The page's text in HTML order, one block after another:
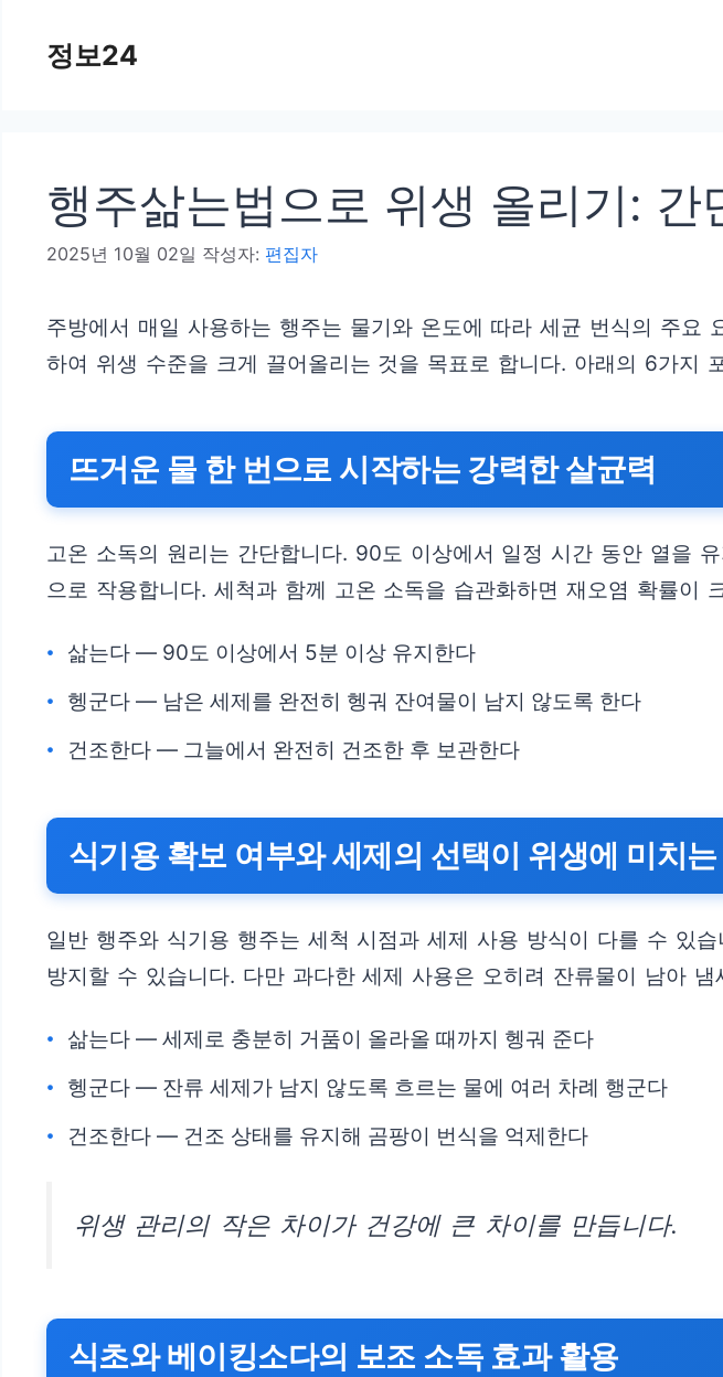
정보24
행주삶는법으로 위생 올리기: 간
2025년 10월 02일 작성자: 편집자
주방에서 매일 사용하는 행주는 물기와 온도에 따라 세균 번식의 주
하여 위생 수준을 크게 끌어올리는 것을 목표로 합니다. 아래의 6가지
뜨거운 물 한 번으로 시작하는 강력한 살균력
고온 소독의 원리는 간단합니다. 90도 이상에서 일정 시간 동안 열을
으로 작용합니다. 세척과 함께 고온 소독을 습관화하면 재오염 확률이
삶는다 — 90도 이상에서 5분 이상 유지한다
헹군다 — 남은 세제를 완전히 헹궈 잔여물이 남지 않도록 한다
건조한다 — 그늘에서 완전히 건조한 후 보관한다
식기용 확보 여부와 세제의 선택이 위생에 미치
일반 행주와 식기용 행주는 세척 시점과 세제 사용 방식이 다를 수 있
방지할 수 있습니다. 다만 과다한 세제 사용은 오히려 잔류물이 남아
삶는다 — 세제로 충분히 거품이 올라올 때까지 헹궈 준다
헹군다 — 잔류 세제가 남지 않도록 흐르는 물에 여러 차례 행군다
건조한다 — 건조 상태를 유지해 곰팡이 번식을 억제한다
위생 관리의 작은 차이가 건강에 큰 차이를 만듭니다.
식초와 베이킹소다의 보조 소독 효과 활용